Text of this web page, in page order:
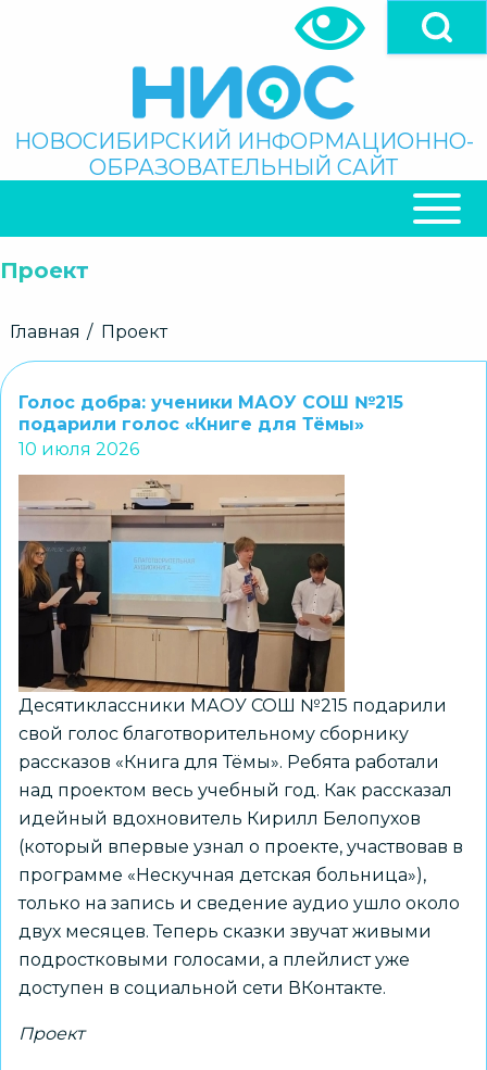
Поиск
НОВОСИБИРСКИЙ ИНФОРМАЦИОННО-
ОБРАЗОВАТЕЛЬНЫЙ САЙТ
НАВИГАЦИЯ
Проект
Строка
Главная Проект
Голос добра: ученики МАОУ СОШ №215
подарили голос «Книге для Тёмы»
10 июля 2026
Десятиклассники МАОУ СОШ №215 подарили
свой голос благотворительному сборнику
рассказов «Книга для Тёмы». Ребята работали
над проектом весь учебный год. Как рассказал
идейный вдохновитель Кирилл Белопухов
(который впервые узнал о проекте, участвовав в
программе «Нескучная детская больница»),
только на запись и сведение аудио ушло около
двух месяцев. Теперь сказки звучат живыми
подростковыми голосами, а плейлист уже
доступен в социальной сети ВКонтакте.
Проект